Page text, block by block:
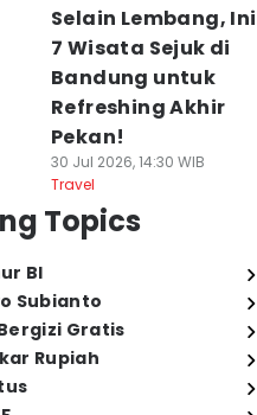
Selain Lembang, Ini
7 Wisata Sejuk di
Bandung untuk
Refreshing Akhir
Pekan!
30 Jul 2026, 14:30 WIB
Travel
Topics
BI
Subianto
Gratis
Rupiah